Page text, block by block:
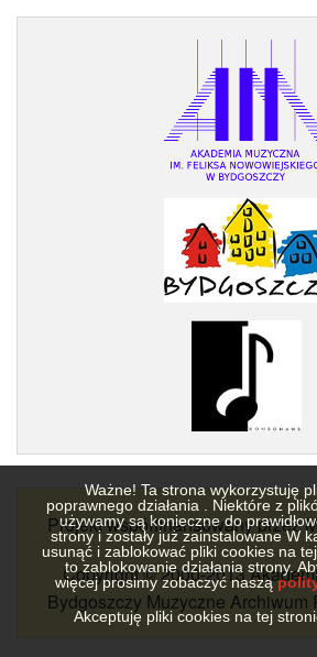
Projekt współfinansowany przez
Copyright © 2000-2013
Bydgoszczy Muzyczne Archiwum
Ważne! Ta strona wykorzystuję
poprawnego działania . Niektóre z
używamy są konieczne do
strony i zostały już zainstalowane W
usunąć i zablokować pliki cookies na
to zablokowanie działania strony.
więcej prosimy zobaczyć naszą
Akceptuję pliki cookies na tej